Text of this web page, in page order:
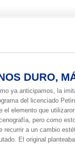
DURO,
ya anticipamos, la
del licenciado
el elemento que
pero como
recurrir a un cambio
El original